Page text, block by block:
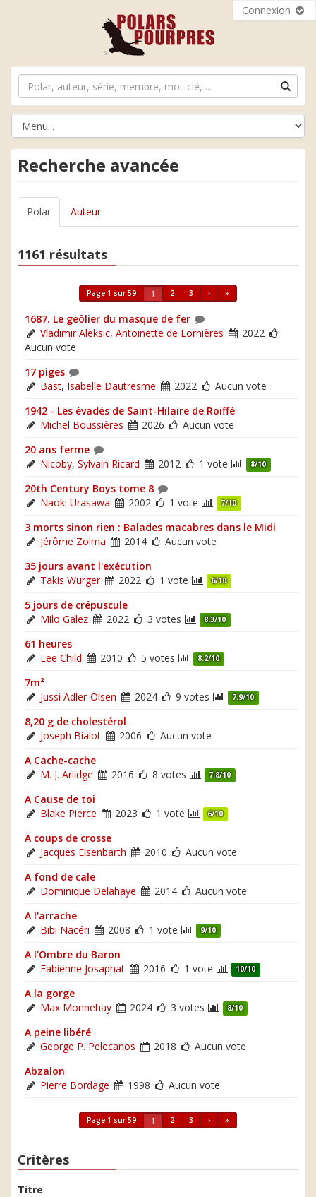
Connexion
Recherche avancée
Polar Auteur
1161 résultats
Page 1 sur 59 1 2 3 › »
1687. Le geôlier du masque de fer
Vladimir Aleksic, Antoinette de Lornières
2022
Aucun vote
17 piges
Bast, Isabelle Dautresme 2022
Aucun vote
1942 - Les évadés de Saint-Hilaire de Roiffé
Michel Boussières
2026
Aucun vote
20 ans ferme
Nicoby, Sylvain Ricard 2012 1 vote 8/10
20th Century Boys tome 8
Naoki Urasawa
2002 1 vote 7/10
3 morts sinon rien : Balades macabres dans le Midi
Jérôme Zolma
2014
Aucun vote
35 jours avant l'exécution
Takis Würger
2022 1 vote 6/10
5 jours de crépuscule
Milo Galez
2022 3 votes 8.3/10
61 heures
Lee Child
2010 5 votes 8.2/10
7m²
Jussi Adler-Olsen
2024 9 votes 7.9/10
8,20 g de cholestérol
Joseph Bialot
2006
Aucun vote
A Cache-cache
M. J. Arlidge
2016 8 votes 7.8/10
A Cause de toi
Blake Pierce
2023 1 vote 6/10
A coups de crosse
Jacques Eisenbarth
2010
Aucun vote
A fond de cale
Dominique Delahaye
2014
Aucun vote
A l'arrache
Bibi Nacéri
2008 1 vote 9/10
A l'Ombre du Baron
Fabienne Josaphat
2016 1 vote 10/10
A la gorge
Max Monnehay
2024 3 votes 8/10
A peine libéré
George P. Pelecanos
2018
Aucun vote
Abzalon
Pierre Bordage
1998 Aucun vote
Page 1 sur 59 1 2 3 › »
Critères
Titre